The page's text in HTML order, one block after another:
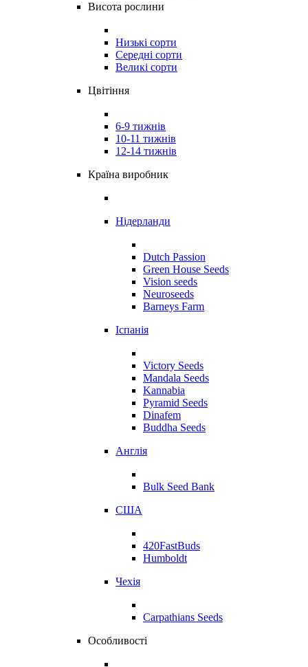
Висота рослини
Низькі сорти
Середні сорти
Великі сорти
Цвітіння
6-9 тижнів
10-11 тижнів
12-14 тижнів
Країна виробник
Нідерланди
Dutch Passion
Green House Seeds
Vision seeds
Neuroseeds
Barneys Farm
Іспанія
Victory Seeds
Mandala Seeds
Kannabia
Pyramid Seeds
Dinafem
Buddha Seeds
Англія
Bulk Seed Bank
США
420FastBuds
Humboldt
Чехія
Carpathians Seeds
Особливості